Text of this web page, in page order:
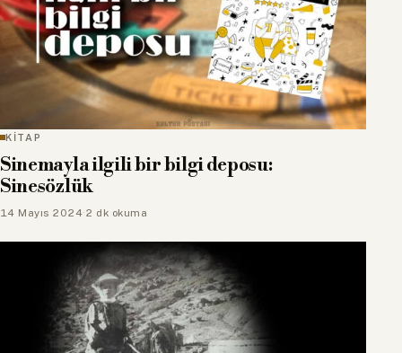
KİTAP
Sinemayla ilgili bir bilgi deposu:
Sinesözlük
14 Mayıs 2024·2 dk okuma